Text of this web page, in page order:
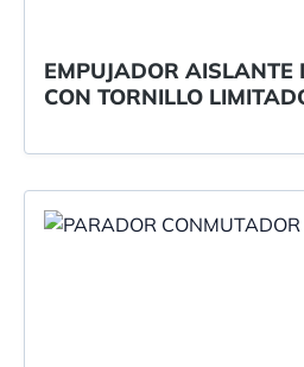
EMPUJADOR AISLANTE